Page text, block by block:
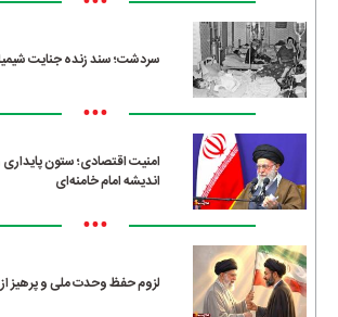
سردشت؛ سند زنده جنایت
•••
امنیت اقتصادی؛ ستون پایداری
اندیشه امام خامنه‌ای
•••
لزوم حفظ وحدت ملی و پرهیز از